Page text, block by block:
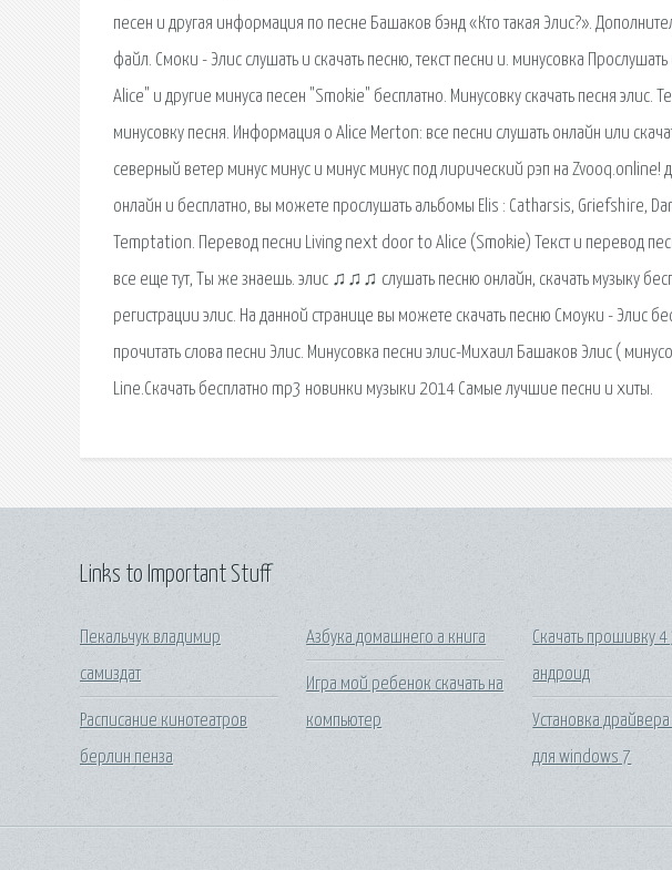
песен и другая информация по песне Башаков бэнд «Кто такая Элис?».
файл. Смоки - Элис слушать и скачать песню, текст песни и. минусовка
Alice" и другие минуса песен "Smokie" бесплатно. Минусовку скачать песня элис.
минусовку песня. Информация о Alice Merton: все песни слушать онлайн или
северный ветер минус минус и минус минус под лирический рэп на Zvooq.online!
онлайн и бесплатно, вы можете прослушать альбомы Elis : Catharsis, Griefshire,
Temptation. Перевод песни Living next door to Alice (Smokie) Текст и перевод
все еще тут, Ты же знаешь. элис ♫♫♫ слушать песню онлайн, скачать музыку
регистрации элис. На данной странице вы можете скачать песню Смоуки - Элис
прочитать слова песни Элис. Минусовка песни элис-Михаил Башаков Элис (
Line.Скачать бесплатно mp3 новинки музыки 2014 Самые лучшие песни и хиты.
Links to Important Stuff
Пекальчук владимир
самиздат
Расписание кинотеатров
берлин пенза
Азбука домашнего а книга
Игра мой ребенок скачать на
компьютер
Скачать прошивку 4
андроид
Установка
для windows 7